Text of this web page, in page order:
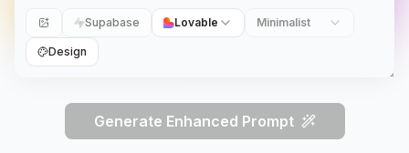
Supabase Lovable Minimalist
Design
Generate Enhanced Prompt